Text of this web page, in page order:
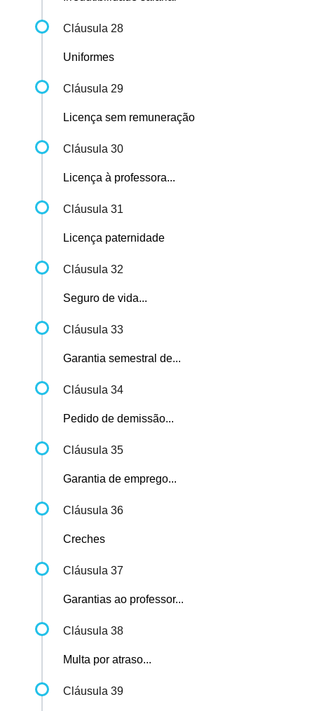
Cláusula 28
Uniformes
Cláusula 29
Licença sem remuneração
Cláusula 30
Licença à professora...
Cláusula 31
Licença paternidade
Cláusula 32
Seguro de vida...
Cláusula 33
Garantia semestral de...
Cláusula 34
Pedido de demissão...
Cláusula 35
Garantia de emprego...
Cláusula 36
Creches
Cláusula 37
Garantias ao professor...
Cláusula 38
Multa por atraso...
Cláusula 39